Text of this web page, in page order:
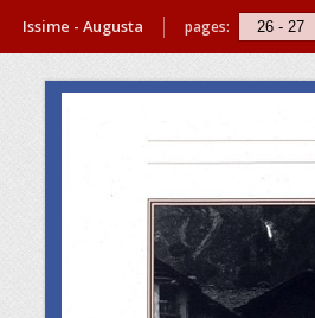
Issime - Augusta pages: